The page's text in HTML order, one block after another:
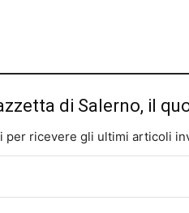
di Salerno, il
per ricevere gli ultimi articoli